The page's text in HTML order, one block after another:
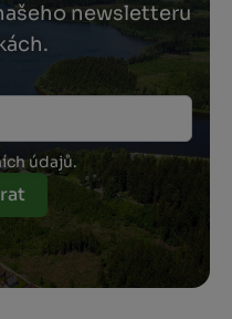
newsletteru
údajů.